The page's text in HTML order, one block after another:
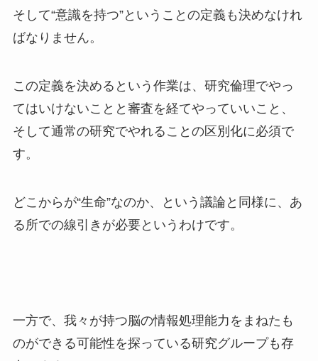
そして“意識を持つ”ということの定義も決めなけれ
ばなりません。
この定義を決めるという作業は、研究倫理でやっ
てはいけないことと審査を経てやっていいこと、
そして通常の研究でやれることの区別化に必須で
す。
どこからが“生命”なのか、という議論と同様に、あ
る所での線引きが必要というわけです。
一方で、我々が持つ脳の情報処理能力をまねたも
のができる可能性を探っている研究グループも存